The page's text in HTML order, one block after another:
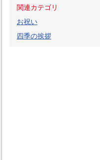
関連カテゴリ
お祝い
四季の挨拶